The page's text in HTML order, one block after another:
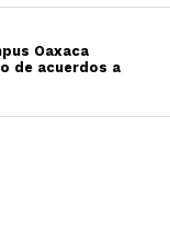
Oaxaca
de acuerdos a